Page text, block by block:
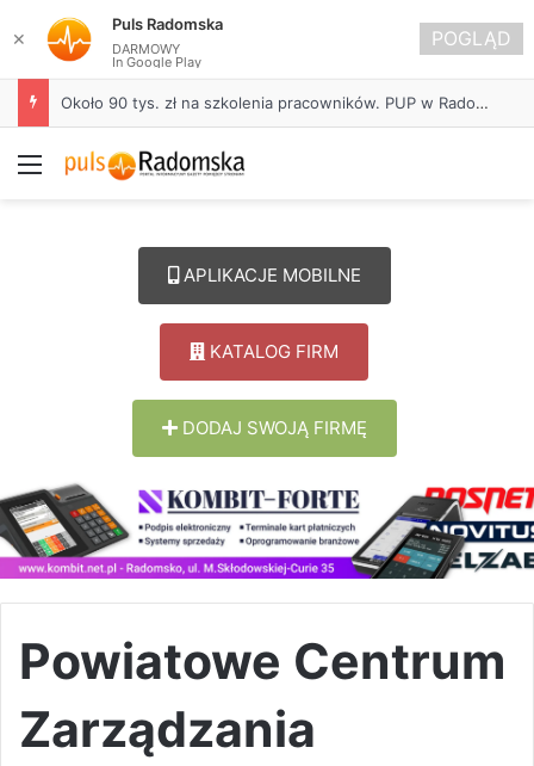
Około 90 tys. zł na szkolenia pracowników. PUP w Radomsku ogłasza nabór wniosków
Menu
APLIKACJE MOBILNE
KATALOG FIRM
DODAJ SWOJĄ FIRMĘ
Powiatowe Centrum
Zarządzania
✕
Puls Radomska
DARMOWY
In Google Play
POGLĄD